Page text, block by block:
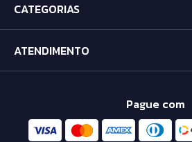
CATEGORIAS
ATENDIMENTO
Pague com